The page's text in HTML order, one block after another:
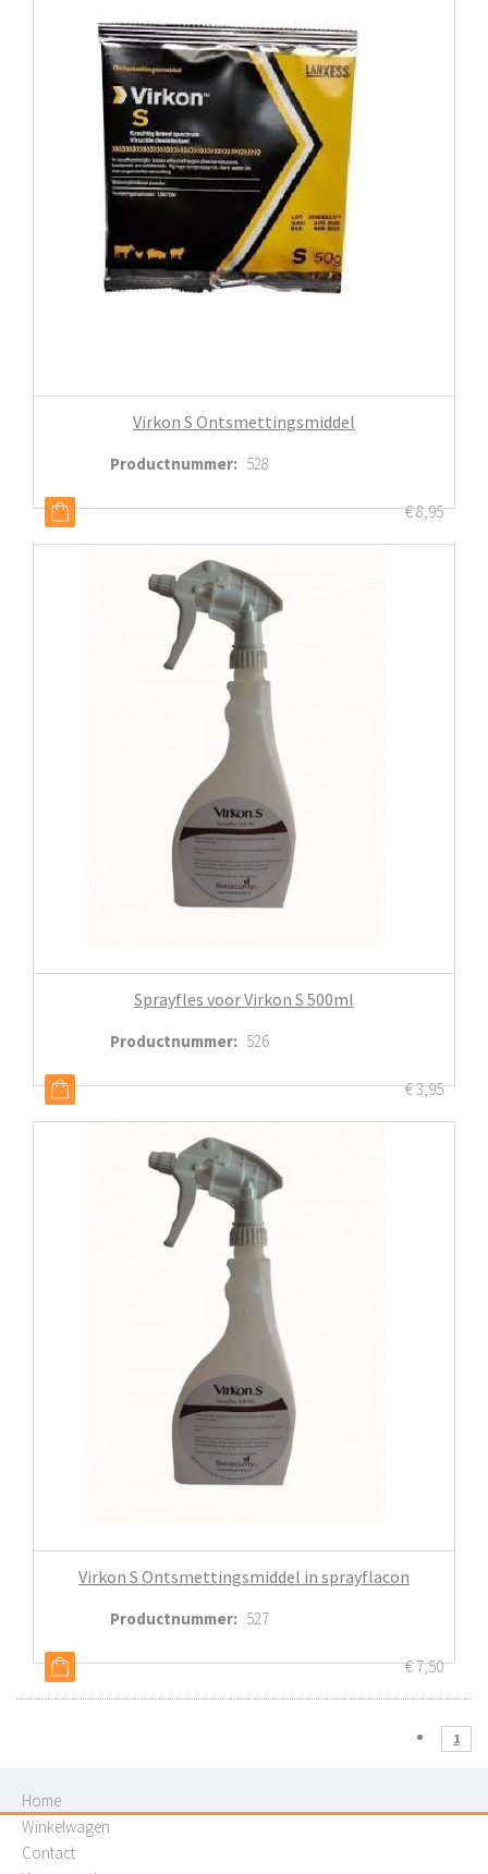
Virkon S Ontsmettingsmiddel
Productnummer: 528
€8,95
Sprayfles voor Virkon S 500ml
Productnummer: 526
€3,95
Virkon S Ontsmettingsmiddel in sprayflacon
Productnummer: 527
€7,50
1
Home
Winkelwagen
Contact